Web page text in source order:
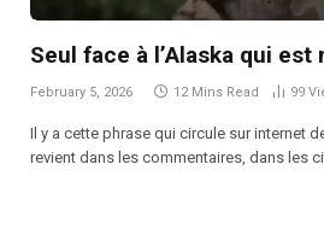
Seul face à l’Alaska qui est
February 5, 2026 12 Mins Read 99
Il y a cette phrase qui circule sur internet
revient dans les commentaires, dans les